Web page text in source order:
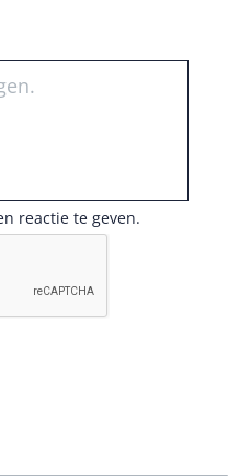
reactie te geven.